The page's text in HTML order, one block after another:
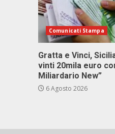
Comunicati Stampa
Gratta e Vinci,
vinti 20mila euro
Miliardario New”
6 Agosto 2026